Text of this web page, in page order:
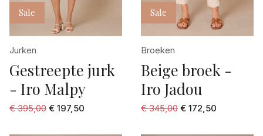
Sale
Jurken
Gestreepte jurk
- Iro Malpy
€ 395,00 € 197,50
Sale
Broeken
Beige broek -
Iro Jadou
€ 345,00 € 172,50